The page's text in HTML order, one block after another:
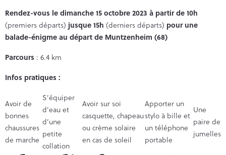
Rendez-vous le dimanche 15 octobre 2023 à partir de 10h
(premiers départs) jusque 15h (derniers départs) pour une
balade-énigme au départ de Muntzenheim (68)
Parcours : 6.4 km
Infos pratiques :
Avoir de
bonnes
chaussures
de marche
S’équiper
d’eau et
d’une
petite
collation
Avoir sur soi
casquette, chapeau
ou crème solaire
en cas de soleil
Apporter un
stylo à bille et
un téléphone
portable
Une
paire de
jumelles